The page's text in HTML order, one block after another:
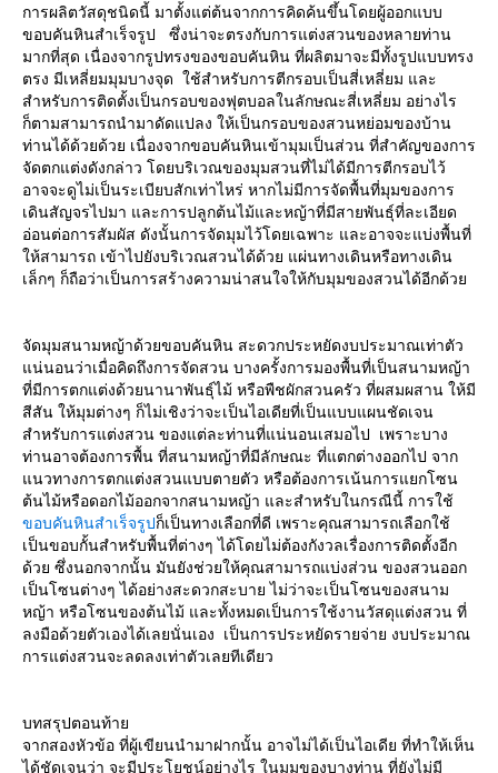
การผลิตวัสดุชนิดนี้ มาตั้งแต่ต้นจากการคิดค้นขึ้นโดยผู้ออกแบบ
ขอบคันหินสำเร็จรูป ซึ่งน่าจะตรงกับการแต่งสวนของหลายท่าน
มากที่สุด เนื่องจากรูปทรงของขอบคันหิน ที่ผลิตมาจะมีทั้งรูปแบบทรง
ตรง มีเหลี่ยมมุมบางจุด ใช้สำหรับการตีกรอบเป็นสี่เหลี่ยม และ
สำหรับการติดตั้งเป็นกรอบของฟุตบอลในลักษณะสี่เหลี่ยม อย่างไร
ก็ตามสามารถนำมาดัดแปลง ให้เป็นกรอบของสวนหย่อมของบ้าน
ท่านได้ด้วยด้วย เนื่องจากขอบคันหินเข้ามุมเป็นส่วน ที่สำคัญของการ
จัดตกแต่งดังกล่าว โดยบริเวณของมุมสวนที่ไม่ได้มีการตีกรอบไว้
อาจจะดูไม่เป็นระเบียบสักเท่าไหร่ หากไม่มีการจัดพื้นที่มุมของการ
เดินสัญจรไปมา และการปลูกต้นไม้และหญ้าที่มีสายพันธุ์ที่ละเอียด
อ่อนต่อการสัมผัส ดังนั้นการจัดมุมไว้โดยเฉพาะ และอาจจะแบ่งพื้นที่
ให้สามารถ เข้าไปยังบริเวณสวนได้ด้วย แผ่นทางเดินหรือทางเดิน
เล็กๆ ก็ถือว่าเป็นการสร้างความน่าสนใจให้กับมุมของสวนได้อีกด้วย
จัดมุมสนามหญ้าด้วยขอบคันหิน สะดวกประหยัดงบประมาณเท่าตัว
แน่นอนว่าเมื่อคิดถึงการจัดสวน บางครั้งการมองพื้นที่เป็นสนามหญ้า
ที่มีการตกแต่งด้วยนานาพันธุ์ไม้ หรือพืชผักสวนครัว ที่ผสมผสาน ให้มี
สีสัน ให้มุมต่างๆ ก็ไม่เชิงว่าจะเป็นไอเดียที่เป็นแบบแผนชัดเจน
สำหรับการแต่งสวน ของแต่ละท่านที่แน่นอนเสมอไป เพราะบาง
ท่านอาจต้องการพื้น ที่สนามหญ้าที่มีลักษณะ ที่แตกต่างออกไป จาก
แนวทางการตกแต่งสวนแบบตายตัว หรือต้องการเน้นการแยกโซน
ต้นไม้หรือดอกไม้ออกจากสนามหญ้า และสำหรับในกรณีนี้ การใช้
ขอบคันหินสำเร็จรูปก็เป็นทางเลือกที่ดี เพราะคุณสามารถเลือกใช้
เป็นขอบกั้นสำหรับพื้นที่ต่างๆ ได้โดยไม่ต้องกังวลเรื่องการติดตั้งอีก
ด้วย ซึ่งนอกจากนั้น มันยังช่วยให้คุณสามารถแบ่งส่วน ของสวนออก
เป็นโซนต่างๆ ได้อย่างสะดวกสะบาย ไม่ว่าจะเป็นโซนของสนาม
หญ้า หรือโซนของต้นไม้ และทั้งหมดเป็นการใช้งานวัสดุแต่งสวน ที่
ลงมือด้วยตัวเองได้เลยนั่นเอง เป็นการประหยัดรายจ่าย งบประมาณ
การแต่งสวนจะลดลงเท่าตัวเลยทีเดียว
บทสรุปตอนท้าย
จากสองหัวข้อ ที่ผู้เขียนนำมาฝากนั้น อาจไม่ได้เป็นไอเดีย ที่ทำให้เห็น
ได้ชัดเจนว่า จะมีประโยชน์อย่างไร ในมุมของบางท่าน ที่ยังไม่มี